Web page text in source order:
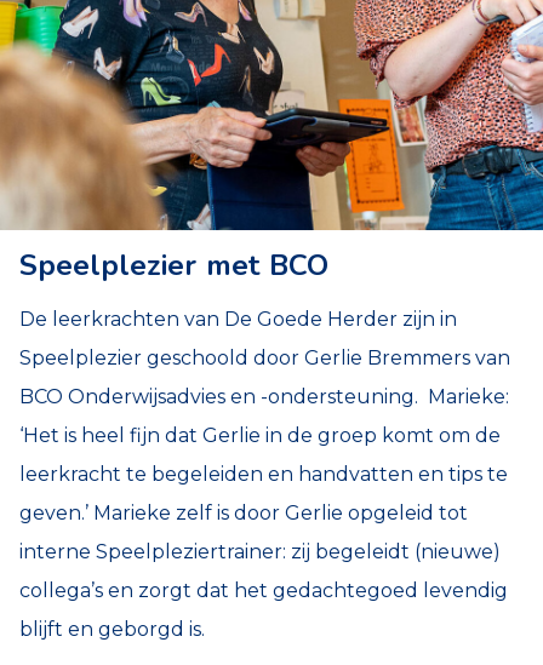
Speelplezier met BCO
De leerkrachten van De Goede Herder zijn in
Speelplezier geschoold door Gerlie Bremmers van
BCO Onderwijsadvies en -ondersteuning. Marieke:
‘Het is heel fijn dat Gerlie in de groep komt om de
leerkracht te begeleiden en handvatten en tips te
geven.’ Marieke zelf is door Gerlie opgeleid tot
interne Speelpleziertrainer: zij begeleidt (nieuwe)
collega’s en zorgt dat het gedachtegoed levendig
blijft en geborgd is.